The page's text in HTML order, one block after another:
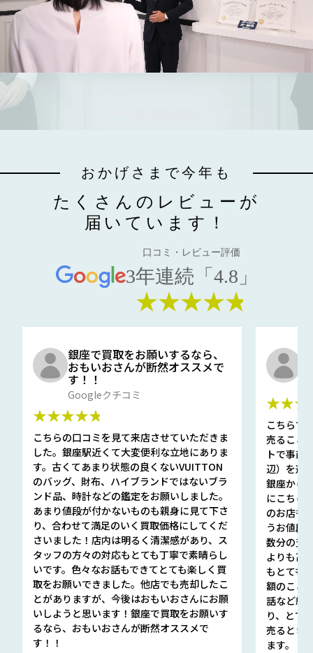
おかげさまで今年も
たくさんのレビューが
届いています！
口コミ・レビュー評価
3年連続「4.8」
★★★★★
銀座で買取をお願いするなら、
おもいおさんが断然オススメで
す！！
Googleクチコミ
★★★★★
こちらの口コミを見て来店させていただきま
した。銀座駅近くて大変便利な立地にありま
す。古くてあまり状態の良くないVUITTON
のバッグ、財布、ハイブランドではないブラ
ンド品、時計などの鑑定をお願いしました。
あまり値段が付かないものも親身に見て下さ
り、合わせて満足のいく買取価格にしてくだ
さいました！店内は明るく清潔感があり、ス
タッフの方々の対応もとても丁寧で素晴らし
いです。色々なお話もできてとても楽しく買
取をお願いできました。他店でも売却したこ
とがありますが、今後はおもいおさんにお願
いしようと思います！銀座で買取をお願いす
るなら、おもいおさんが断然オススメで
す！！
こちらで
売ること
トで事前
辺）を選
銀座から
にこちら
のお店も
うお値段
数分の査
よりも高
もとても
額のこと
話など細
り、とて
売るとき
ます。